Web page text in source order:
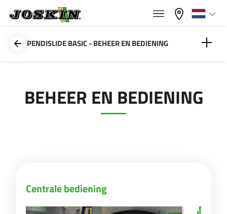
Menu
GAMMA
VINDEN & KOPEN
×
×
Kies uw taal
English
Español
PENDISLIDE BASIC - BEHEER EN BEDIENING
BEHEER EN BEDIENING
Centrale bediening